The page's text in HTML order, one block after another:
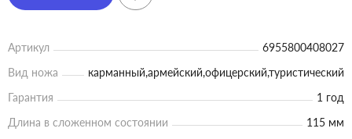
Артикул
6955800408027
Вид ножа
карманный,армейский,офицерский,туристический
Гарантия
1 год
Длина в сложенном состоянии
115 мм